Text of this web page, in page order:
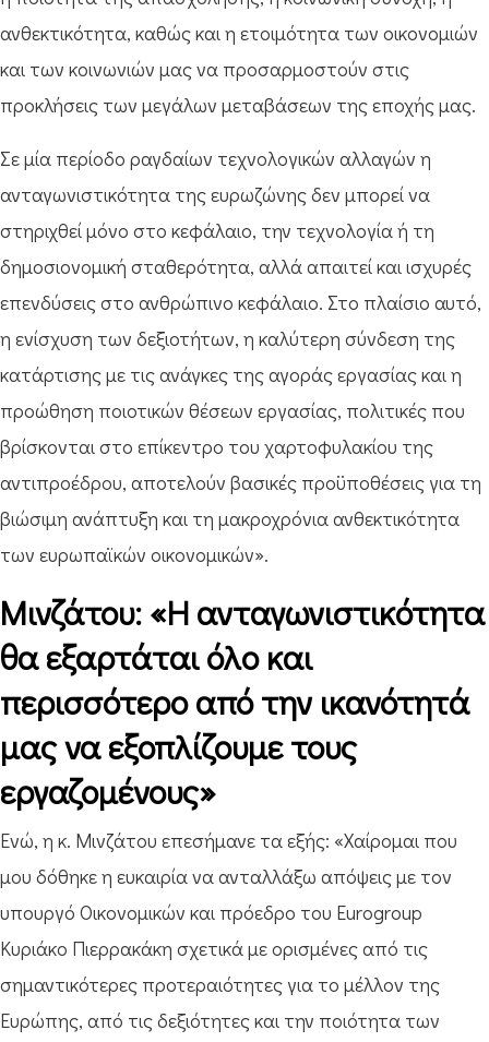
ανθεκτικότητα, καθώς και η ετοιμότητα των οικονομιών
και των κοινωνιών μας να προσαρμοστούν στις
προκλήσεις των μεγάλων μεταβάσεων της εποχής μας.
Σε μία περίοδο ραγδαίων τεχνολογικών αλλαγών η
ανταγωνιστικότητα της ευρωζώνης δεν μπορεί να
στηριχθεί μόνο στο κεφάλαιο, την τεχνολογία ή τη
δημοσιονομική σταθερότητα, αλλά απαιτεί και ισχυρές
επενδύσεις στο ανθρώπινο κεφάλαιο. Στο πλαίσιο αυτό,
η ενίσχυση των δεξιοτήτων, η καλύτερη σύνδεση της
κατάρτισης με τις ανάγκες της αγοράς εργασίας και η
προώθηση ποιοτικών θέσεων εργασίας, πολιτικές που
βρίσκονται στο επίκεντρο του χαρτοφυλακίου της
αντιπροέδρου, αποτελούν βασικές προϋποθέσεις για τη
βιώσιμη ανάπτυξη και τη μακροχρόνια ανθεκτικότητα
των ευρωπαϊκών οικονομικών».
Μινζάτου: «Η ανταγωνιστικότητα
θα εξαρτάται όλο και
περισσότερο από την ικανότητά
μας να εξοπλίζουμε τους
εργαζομένους»
Ενώ, η κ. Μινζάτου επεσήμανε τα εξής: «Χαίρομαι που
μου δόθηκε η ευκαιρία να ανταλλάξω απόψεις με τον
υπουργό Οικονομικών και πρόεδρο του Eurogroup
Κυριάκο Πιερρακάκη σχετικά με ορισμένες από τις
σημαντικότερες προτεραιότητες για το μέλλον της
Ευρώπης, από τις δεξιότητες και την ποιότητα των